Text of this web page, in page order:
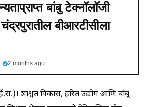
बांबु टेक्नॉलॉजी
चंद्रपुरातील बीआरटीसीला
2 months ago
शाश्वत विकास, हरित उद्योग आणि बांबू